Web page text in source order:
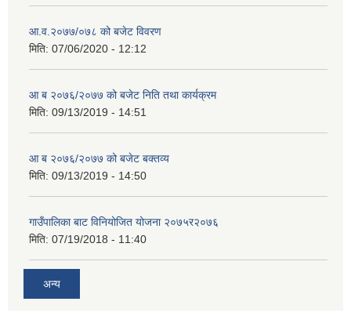
आ.व.२०७७/०७८ को बजेट विवरण
मिति: 07/06/2020 - 12:12
आ ब २०७६/२०७७ को बजेट निति तथा कार्यक्रम
मिति: 09/13/2019 - 14:51
आ ब २०७६/२०७७ को बजेट बक्तव्य
मिति: 09/13/2019 - 14:50
गाउँपालिका बाट विनियोजित योजना २०७५र२०७६
मिति: 07/19/2018 - 11:40
अन्य